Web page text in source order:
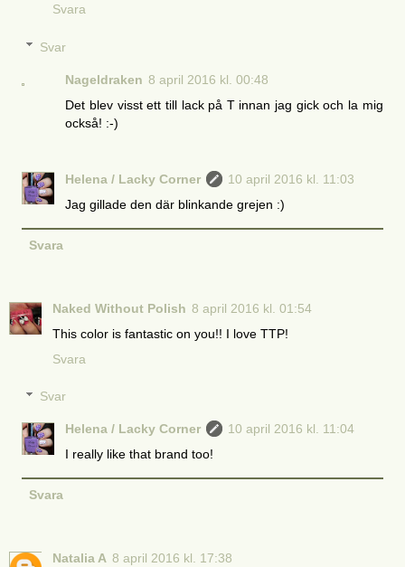
Svara
Svar
Nageldraken 8 april 2016 kl. 00:48
Det blev visst ett till lack på T innan jag gick och la mig
också! :-)
Helena / Lacky Corner
10 april 2016 kl. 11:03
Jag gillade den där blinkande grejen :)
Svara
Naked Without Polish 8 april 2016 kl. 01:54
This color is fantastic on you!! I love TTP!
Svara
Svar
Helena / Lacky Corner
10 april 2016 kl. 11:04
I really like that brand too!
Svara
Natalia A 8 april 2016 kl. 17:38